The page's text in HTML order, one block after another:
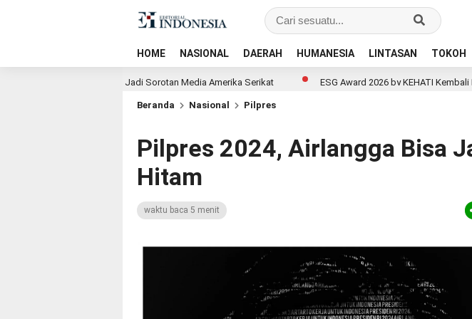
HOME NASIONAL DAERAH HUMANESIA LINTASAN TOKOH
PTPN I Jadi Sorotan Media Amerika Serikat ESG Award 2026 by KEHATI Kembali Digelar, Dorong
Beranda Nasional Pilpres
Pilpres 2024, Airlangga Bisa
Hitam
waktu baca 5 menit